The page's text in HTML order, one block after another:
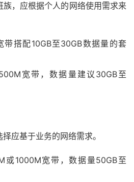
，应根据个人的网络使用需求来
带搭配10GB至30GB数据量的套
宽带，数据量建议30GB至
应基于业务的网络需求。
或1000M宽带，数据量50GB至